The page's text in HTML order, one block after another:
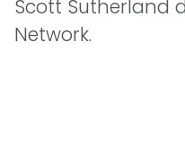
Scott Sutherland
Network.